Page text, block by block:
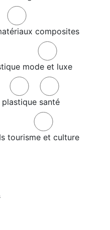
composites
mode et luxe
plastique santé
tourisme et culture